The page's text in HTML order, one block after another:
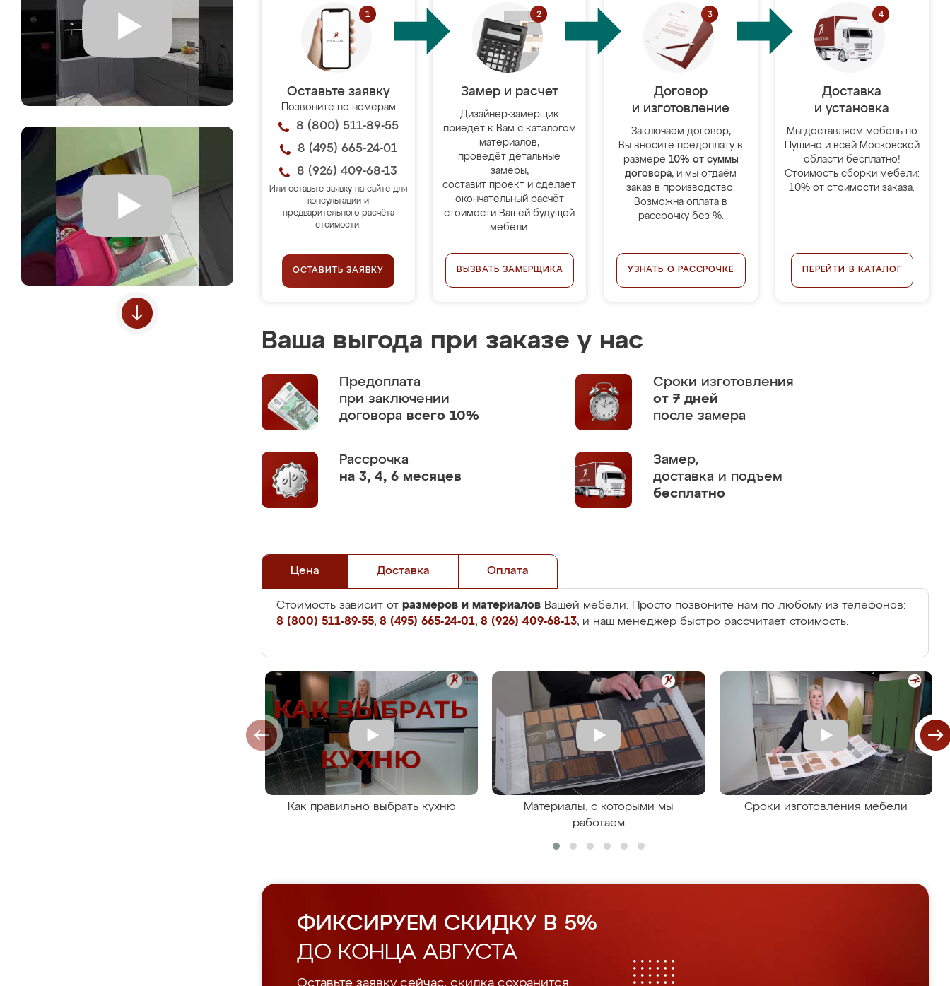
Оставьте заявку
Позвоните по номерам
8 (800) 511-89-55
8 (495) 665-24-01
8 (926) 409-68-13
Или оставьте заявку на сайте для
консультации и
предварительного расчёта
стоимости.
ОСТАВИТЬ ЗАЯВКУ
Замер и расчет
Дизайнер-замерщик
приедет к Вам с каталогом
материалов,
проведёт детальные
замеры,
составит проект и сделает
окончательный расчёт
стоимости Вашей будущей
мебели.
ВЫЗВАТЬ ЗАМЕРЩИКА
Договор
и изготовление
Заключаем договор,
Вы вносите предоплату в
размере 10% от суммы
договора, и мы отдаём
заказ в производство.
Возможна оплата в
рассрочку без %.
УЗНАТЬ О РАССРОЧКЕ
Доставка
и установка
Мы доставляем мебель по
Пущино и всей Московской
области бесплатно!
Стоимость сборки мебели:
10% от стоимости заказа.
ПЕРЕЙТИ В КАТАЛОГ
Ваша выгода при заказе у нас
Предоплата
при заключении
договора всего 10%
Сроки изготовления
от 7 дней
после замера
Рассрочка
на 3, 4, 6 месяцев
Замер,
доставка и подъем
бесплатно
Цена Доставка Оплата
Стоимость зависит от размеров и материалов Вашей мебели. Просто позвоните нам по любому из телефонов:
8 (800) 511-89-55, 8 (495) 665-24-01, 8 (926) 409-68-13, и наш менеджер быстро рассчитает стоимость.
Как правильно выбрать кухню
Материалы, с которыми мы
работаем
Сроки изготовления мебели
ФИКСИРУЕМ СКИДКУ В 5%
ДО КОНЦА АВГУСТА
Оставьте заявку сейчас, скидка сохранится.